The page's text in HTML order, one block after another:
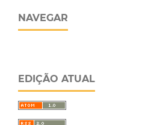
NAVEGAR
EDIÇÃO ATUAL